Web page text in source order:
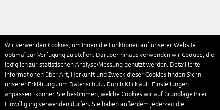
Wir verwenden Cookies, um Ihnen die Funktionen auf unserer Website
optimal zur Verfügung zu stellen. Darüber hinaus verwenden wir Cookies, die
lediglich zur statistischen Analyse/Messung genutzt werden. Detaillierte
Informationen über Art, Herkunft und Zweck dieser Cookies finden Sie in
unserer Erklärung zum Datenschutz. Durch Klick auf "Einstellungen
anpassen" können Sie bestimmen, welche Cookies wir auf Grundlage Ihrer
Einwilligung verwenden dürfen. Sie haben außerdem jederzeit die